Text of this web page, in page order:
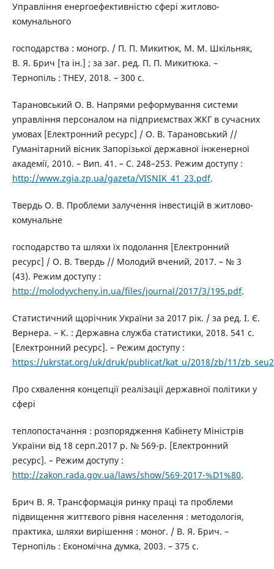
Управління енергоефективністю сфері житлово-
комунального
господарства : моногр. / П. П. Микитюк, М. М. Шкільняк,
В. Я. Брич [та ін.] ; за заг. ред. П. П. Микитюка. –
Тернопіль : ТНЕУ, 2018. – 300 с.
Тарановський О. В. Напрями реформування системи
управління персоналом на підприємствах ЖКГ в сучасних
умовах [Електронний ресурс] / О. В. Тарановський //
Гуманітарний вісник Запорізької державної інженерної
академії, 2010. – Вип. 41. – С. 248–253. Режим доступу :
http://www.zgia.zp.ua/gazeta/VISNIK_41_23.pdf.
Твердь О. В. Проблеми залучення інвестицій в житлово-
комунальне
господарство та шляхи їх подолання [Електронний
ресурс] / О. В. Твердь // Молодий вчений, 2017. – № 3
(43). Режим доступу :
http://molodyvcheny.in.ua/files/journal/2017/3/195.pdf.
Статистичний щорічник України за 2017 рік. / за ред. І. Є.
Вернера. – К. : Державна служба статистики, 2018. 541 с.
[Електронний ресурс]. – Режим доступу :
https://ukrstat.org/uk/druk/publicat/kat_u/2018/zb/11/
Про схвалення концепції реалізації державної політики у
сфері
теплопостачання : розпорядження Кабінету Міністрів
України від 18 серп.2017 р. № 569-р. [Електронний
ресурс]. – Режим доступу :
http://zakon.rada.gov.ua/laws/show/569-2017-%D1%80.
Брич В. Я. Трансформація ринку праці та проблеми
підвищення життєвого рівня населення : методологія,
практика, шляхи вирішення : моног. / В. Я. Брич. –
Тернопіль : Економічна думка, 2003. – 375 с.